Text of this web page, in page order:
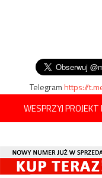
Telegramhttps://
WESPRZYJ